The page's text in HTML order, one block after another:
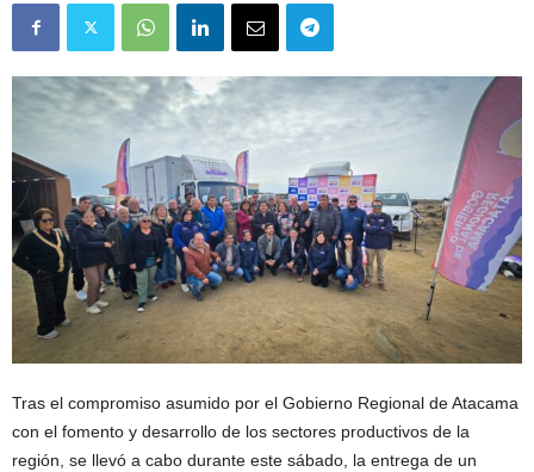
Tras el compromiso asumido por el Gobierno Regional de Atacama
con el fomento y desarrollo de los sectores productivos de la
región, se llevó a cabo durante este sábado, la entrega de un